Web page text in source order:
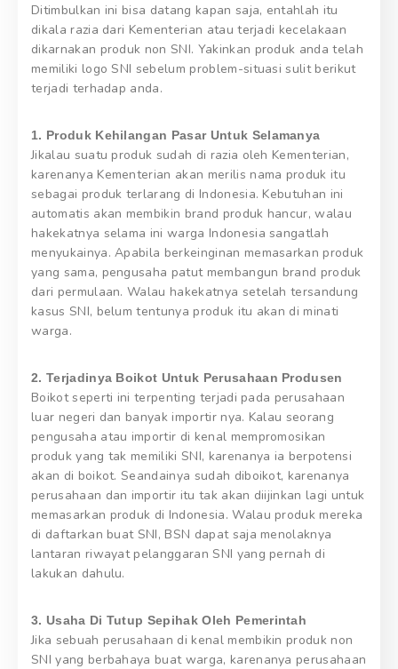
Ditimbulkan ini bisa datang kapan saja, entahlah itu
dikala razia dari Kementerian atau terjadi kecelakaan
dikarnakan produk non SNI. Yakinkan produk anda telah
memiliki logo SNI sebelum problem-situasi sulit berikut
terjadi terhadap anda.
1. Produk Kehilangan Pasar Untuk Selamanya
Jikalau suatu produk sudah di razia oleh Kementerian,
karenanya Kementerian akan merilis nama produk itu
sebagai produk terlarang di Indonesia. Kebutuhan ini
automatis akan membikin brand produk hancur, walau
hakekatnya selama ini warga Indonesia sangatlah
menyukainya. Apabila berkeinginan memasarkan produk
yang sama, pengusaha patut membangun brand produk
dari permulaan. Walau hakekatnya setelah tersandung
kasus SNI, belum tentunya produk itu akan di minati
warga.
2. Terjadinya Boikot Untuk Perusahaan Produsen
Boikot seperti ini terpenting terjadi pada perusahaan
luar negeri dan banyak importir nya. Kalau seorang
pengusaha atau importir di kenal mempromosikan
produk yang tak memiliki SNI, karenanya ia berpotensi
akan di boikot. Seandainya sudah diboikot, karenanya
perusahaan dan importir itu tak akan diijinkan lagi untuk
memasarkan produk di Indonesia. Walau produk mereka
di daftarkan buat SNI, BSN dapat saja menolaknya
lantaran riwayat pelanggaran SNI yang pernah di
lakukan dahulu.
3. Usaha Di Tutup Sepihak Oleh Pemerintah
Jika sebuah perusahaan di kenal membikin produk non
SNI yang berbahaya buat warga, karenanya perusahaan